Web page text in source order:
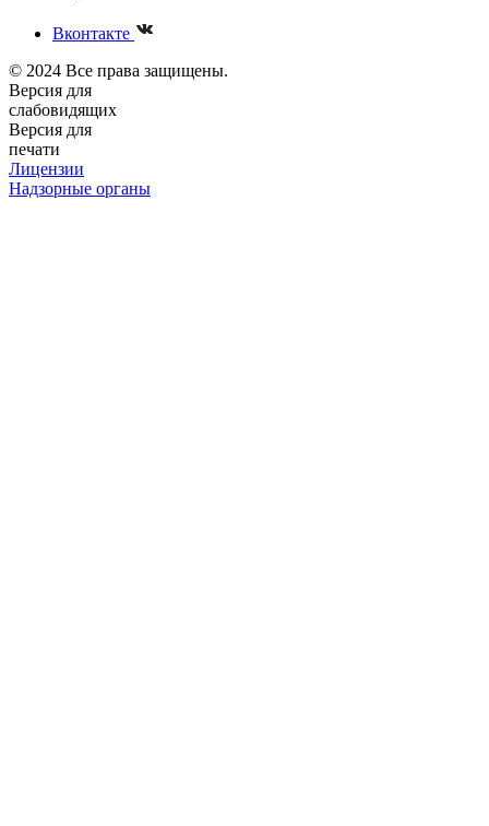
Вконтакте
© 2024 Все права защищены.
Версия для
слабовидящих
Версия для
печати
Лицензии
Надзорные органы